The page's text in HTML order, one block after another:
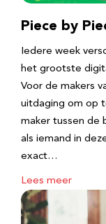
Piece by
Iedere week
het grootste
Voor de makers
uitdaging om op
maker tussen de
als iemand in
exact…
Lees meer